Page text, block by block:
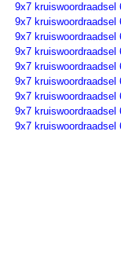
9x7 kruiswoordraadsel
9x7 kruiswoordraadsel
9x7 kruiswoordraadsel
9x7 kruiswoordraadsel
9x7 kruiswoordraadsel
9x7 kruiswoordraadsel
9x7 kruiswoordraadsel
9x7 kruiswoordraadsel
9x7 kruiswoordraadsel